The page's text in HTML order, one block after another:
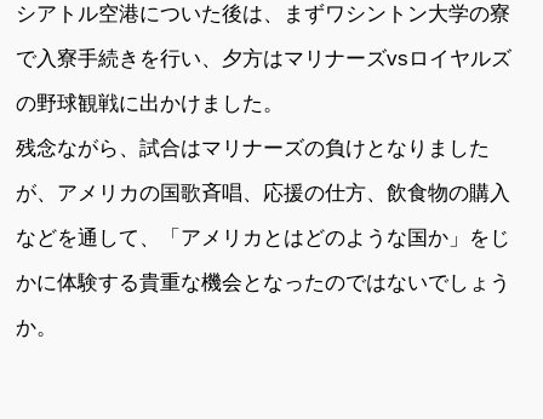
シアトル空港についた後は、まずワシントン大学の寮
で入寮手続きを行い、夕方はマリナーズvsロイヤルズ
の野球観戦に出かけました。
残念ながら、試合はマリナーズの負けとなりました
が、アメリカの国歌斉唱、応援の仕方、飲食物の購入
などを通して、「アメリカとはどのような国か」をじ
かに体験する貴重な機会となったのではないでしょう
か。